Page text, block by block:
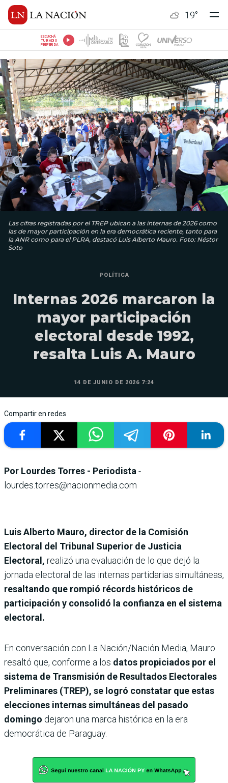
19°
ESCUCHÁ
TU RADIO
PREFERIDA
Las cifras registradas por el TREP ubican a las internas de 2026 como
las de mayor participación en la era democrática reciente, tanto para
la ANR como para el PLRA, destacó Luis Alberto Mauro. Foto: Néstor
Soto
POLÍTICA
Internas 2026 marcaron la
mayor participación
electoral desde 1992,
resalta Luis A. Mauro
14 DE JUNIO DE 2026 7:24
Compartir en redes
Por Lourdes Torres - Periodista -
lourdes.torres@nacionmedia.com
Luis Alberto Mauro, director de la Comisión
Electoral del Tribunal Superior de Justicia
Electoral, realizó una evaluación de lo que dejó la
jornada electoral de las internas partidarias simultáneas,
resaltando que rompió récords históricos de
participación y consolidó la confianza en el sistema
electoral.
En conversación con La Nación/Nación Media, Mauro
resaltó que, conforme a los datos propiciados por el
sistema de Transmisión de Resultados Electorales
Preliminares (TREP), se logró constatar que estas
elecciones internas simultáneas del pasado
domingo dejaron una marca histórica en la era
democrática de Paraguay.